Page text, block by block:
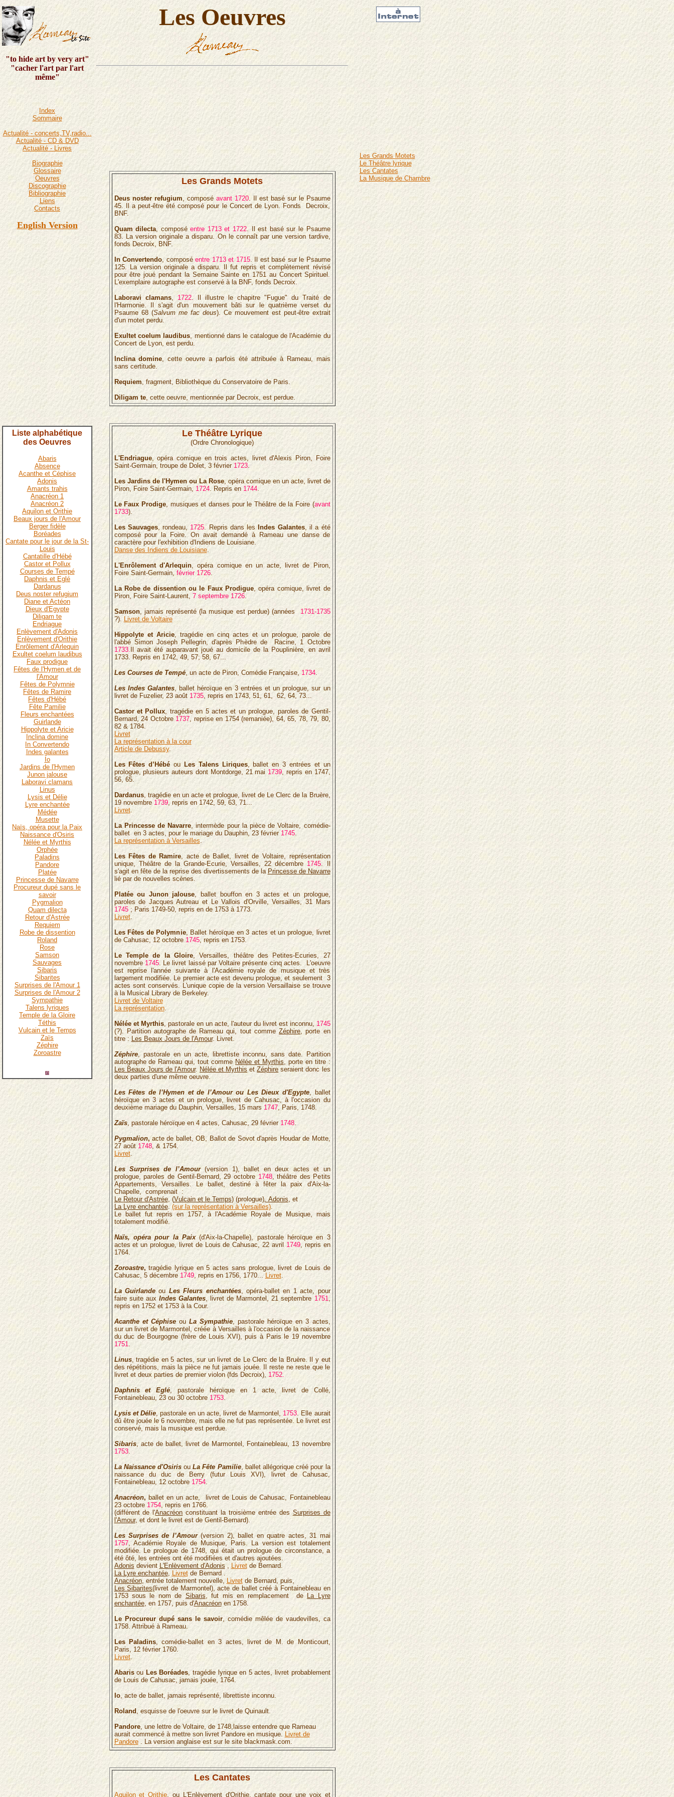
Les Oeuvres
"to hide art by very art"
"cacher l'art par l'art
même"
Les Grands Motets
Le Théâtre lyrique
Les Cantates
La Musique de Chambre
Index
Sommaire
Actualité - concerts,TV,radio...
Actualité - CD & DVD
Actualité - Livres
Biographie
Glossaire
Oeuvres
Discographie
Bibliographie
Liens
Contacts
English Version
Les Grands Motets
Deus noster refugium, composé avant 1720. Il est basé sur le Psaume
45. Il a peut-être été composé pour le Concert de Lyon. Fonds Decroix,
BNF.
Quam dilecta, composéentre 1713 et 1722. Il est basé sur le Psaume
83. La version originale a disparu. On le connaît par une version tardive,
fonds Decroix, BNF.
In Convertendo, composé entre 1713 et 1715. Il est basé sur le Psaume
125. La version originale a disparu. Il fut repris et complètement révisé
pour être joué pendant la Semaine Sainte en 1751 au Concert Spirituel.
L'exemplaire autographe est conservé à la BNF, fonds Decroix.
Laboravi clamans, 1722. Il illustre le chapitre "Fugue" du Traité de
l'Harmonie. Il s'agit d'un mouvement bâti sur le quatrième verset du
Psaume 68 (Salvum me fac deus). Ce mouvement est peut-être extrait
d'un motet perdu.
Exultet coelum laudibus, mentionné dans le catalogue de l'Académie du
Concert de Lyon, est perdu.
Inclina domine, cette oeuvre a parfois été attribuée à Rameau, mais
sans certitude.
Requiem, fragment, Bibliothèque du Conservatoire de Paris.
Diligam te, cette oeuvre, mentionnée par Decroix, est perdue.
Le Théâtre Lyrique
(Ordre Chronologique)
L'Endriague, opéra comique en trois actes, livret d'Alexis Piron, Foire
Saint-Germain, troupe de Dolet, 3 février 1723.
Les Jardins de l'Hymen ou La Rose, opéra comique en un acte, livret de
Piron, Foire Saint-Germain, 1724. Repris en 1744.
Le Faux Prodige, musiques et danses pour le Théâtre de la Foire (avant
1733).
Les Sauvages, rondeau, 1725. Repris dans les Indes Galantes, il a été
composé pour la Foire. On avait demandé à Rameau une danse de
caractère pour l'exhibition d'Indiens de Louisiane.
Danse des Indiens de Louisiane.
L'Enrôlement d'Arlequin, opéra comique en un acte, livret de Piron,
Foire Saint-Germain, février 1726.
La Robe de dissention ou le Faux Prodigue, opéra comique, livret de
Piron, Foire Saint-Laurent, 7 septembre 1726.
Samson, jamais représenté (la musique est perdue) (années 1731-1735
?). Livret de Voltaire
Hippolyte et Aricie, tragédie en cinq actes et un prologue, parole de
l'abbé Simon Joseph Pellegrin, d'après Phèdre de Racine, 1 Octobre
1733. Il avait été auparavant joué au domicile de la Pouplinière, en avril
1733. Repris en 1742, 49, 57; 58, 67...
Les Courses de Tempé, un acte de Piron, Comédie Française, 1734.
Les Indes Galantes, ballet héroïque en 3 entrées et un prologue, sur un
livret de Fuzelier, 23 août 1735, repris en 1743, 51, 61, 62, 64, 73...
Castor et Pollux, tragédie en 5 actes et un prologue, paroles de Gentil-
Bernard, 24 Octobre 1737, reprise en 1754 (remaniée), 64, 65, 78, 79, 80,
82 & 1784.
Livret
La représentation à la cour
Article de Debussy.
Les Fêtes d’Hébé ou Les Talens Liriques, ballet en 3 entrées et un
prologue, plusieurs auteurs dont Montdorge, 21 mai1739, repris en 1747,
56, 65.
Dardanus, tragédie en un acte et prologue, livret de Le Clerc de la Bruère,
19 novembre 1739, repris en 1742, 59, 63, 71...
Livret.
La Princesse de Navarre, intermède pour la pièce de Voltaire, comédie-
ballet en 3 actes, pour le mariage du Dauphin, 23 février 1745.
La représentation à Versailles.
Les Fêtes de Ramire, acte de Ballet, livret de Voltaire, représentation
unique, Théâtre de la Grande-Ecurie, Versailles, 22 décembre 1745. Il
s'agit en fête de la reprise des divertissements de la Princesse de Navarre
lié par de nouvelles scènes.
Platée ou Junon jalouse, ballet bouffon en 3 actes et un prologue,
paroles de Jacques Autreau et Le Vallois d'Orville, Versailles, 31 Mars
1745; Paris 1749-50, repris en de 1753 à 1773.
Livret.
Les Fêtes de Polymnie, Ballet héroïque en 3 actes et un prologue, livret
de Cahusac, 12 octobre 1745, repris en 1753.
Le Temple de la Gloire, Versailles, théâtre des Petites-Ecuries, 27
novembre 1745. Le livret laissé par Voltaire présente cinq actes. L'oeuvre
est reprise l'année suivante à l'Académie royale de musique et très
largement modifiée. Le premier acte est devenu prologue, et seulement 3
actes sont conservés. L'unique copie de la version Versaillaise se trouve
à la Musical Library de Berkeley.
Livret de Voltaire
La représentation.
Nélée et Myrthis, pastorale en un acte, l'auteur du livret est inconnu, 1745
(?). Partition autographe de Rameau qui, tout commeZéphire, porte en
titre : Les Beaux Jours de l'Amour. Livret.
Zéphire, pastorale en un acte, librettiste inconnu, sans date. Partition
autographe de Rameau qui, tout comme Nélée et Myrthis, porte en titre :
Les Beaux Jours de l'Amour. Nélée et Myrthis etZéphire seraient donc les
deux parties d'une même oeuvre.
Les Fêtes de l’Hymen et de l’Amour ou Les Dieux d'Egypte, ballet
héroïque en 3 actes et un prologue, livret de Cahusac, à l'occasion du
deuxième mariage du Dauphin, Versailles, 15 mars 1747, Paris, 1748.
Zaïs, pastorale héroïque en 4 actes, Cahusac, 29 février 1748.
Pygmalion, acte de ballet, OB, Ballot de Sovot d'après Houdar de Motte,
27 août 1748, & 1754.
Livret.
Les Surprises de l’Amour(version 1), ballet en deux actes et un
prologue, paroles de Gentil-Bernard, 29 octobre 1748, théâtre des Petits
Appartements, Versailles. Le ballet, destiné à fêter la paix d'Aix-la-
Chapelle, comprenait :
Le Retour d'Astrée, (Vulcain et le Temps) (prologue),Adonis, et
La Lyre enchantée. (sur la représentation à Versailles).
Le ballet fut repris en 1757, à l'Académie Royale de Musique, mais
totalement modifié.
Naïs, opéra pour la Paix(d'Aix-la-Chapelle), pastorale héroïque en 3
actes et un prologue, livret de Louis de Cahusac, 22 avril 1749, repris en
1764.
Zoroastre,tragédie lyrique en 5 actes sans prologue, livret de Louis de
Cahusac, 5 décembre 1749, repris en 1756, 1770... Livret.
La Guirlandeou Les Fleurs enchantées, opéra-ballet en 1 acte, pour
faire suite aux Indes Galantes, livret de Marmontel, 21 septembre 1751,
repris en 1752 et 1753 à la Cour.
Acanthe et Céphiseou La Sympathie, pastorale héroïque en 3 actes,
sur un livret de Marmontel, créée à Versailles à l'occasion de la naissance
du duc de Bourgogne (frère de Louis XVI), puis à Paris le 19 novembre
1751.
Linus, tragédie en 5 actes, sur un livret de Le Clerc de la Bruère. Il y eut
des répétitions, mais la pièce ne fut jamais jouée. Il reste ne reste que le
livret et deux parties de premier violon (fds Decroix), 1752.
Daphnis et Eglé, pastorale héroïque en 1 acte, livret de Collé,
Fontainebleau, 23 ou 30 octobre 1753.
Lysis et Délie, pastorale en un acte, livret de Marmontel, 1753. Elle aurait
dû être jouée le 6 novembre, mais elle ne fut pas représentée. Le livret est
conservé, mais la musique est perdue.
Sibaris, acte de ballet, livret de Marmontel, Fontainebleau, 13 novembre
1753.
La Naissance d'OsirisouLa Fête Pamilie, ballet allégorique créé pour la
naissance du duc de Berry (futur Louis XVI), livret de Cahusac,
Fontainebleau, 12 octobre 1754.
Anacréon, ballet en un acte, livret de Louis de Cahusac, Fontainebleau
23 octobre 1754, repris en 1766.
(différent de l'Anacréon constituant la troisième entrée desSurprises de
l'Amour, et dont le livret est de Gentil-Bernard).
Les Surprises de l’Amour(version 2), ballet en quatre actes, 31 mai
1757, Académie Royale de Musique, Paris. La version est totalement
modifiée. Le prologue de 1748, qui était un prologue de circonstance, a
été ôté, les entrées ont été modifiées et d'autres ajoutées.
Adonis devient L'Enlèvement d'Adonis , Livretde Bernard.
La Lyre enchantée, Livretde Bernard .
Anacréon, entrée totalement nouvelle, Livretde Bernard, puis,
LesSibarites(livret de Marmontel), acte de ballet créé à Fontainebleau en
1753 sous le nom de Sibaris, fut mis en remplacement de La Lyre
enchantée, en 1757, puis d'Anacréonen 1758.
Le Procureur dupé sans le savoir, comédie mêlée de vaudevilles, ca
1758. Attribué à Rameau.
Les Paladins, comédie-ballet en 3 actes, livret de M. de Monticourt,
Paris, 12 février 1760.
Livret.
Abaris ou Les Boréades, tragédie lyrique en 5 actes, livret probablement
de Louis de Cahusac, jamais jouée, 1764.
Io, acte de ballet, jamais représenté, librettiste inconnu.
Roland , esquisse de l'oeuvre sur le livret de Quinault.
Pandore, une lettre de Voltaire, de 1748,laisse entendre que Rameau
aurait commencé à mettre son livret Pandore en musique. Livret de
Pandore. La version anglaise est sur le site blackmask.com.
Les Cantates
Aquilon et Orithie, ou L'Enlèvement d'Orithie, cantate pour une voix et
Liste alphabétique
des Oeuvres
Abaris
Absence
Acanthe et Céphise
Adonis
Amants trahis
Anacréon 1
Anacréon 2
Aquilon et Orithie
Beaux jours de l'Amour
Berger fidèle
Boréades
Cantate pour le jour de la St-
Louis
Cantatille d'Hébé
Castor et Pollux
Courses de Tempé
Daphnis et Eglé
Dardanus
Deus noster refugium
Diane et Actéon
Dieux d'Egypte
Diligam te
Endriague
Enlèvement d'Adonis
Enlèvement d'Orithie
Enrôlement d'Arlequin
Exultet coelum laudibus
Faux prodigue
Fêtes de l'Hymen et de
l'Amour
Fêtes de Polymnie
Fêtes de Ramire
Fêtes d'Hébé
Fête Pamilie
Fleurs enchantées
Guirlande
Hippolyte et Aricie
Inclina domine
In Convertendo
Indes galantes
Io
Jardins de l'Hymen
Junon jalouse
Laboravi clamans
Linus
Lysis et Délie
Lyre enchantée
Médée
Musette
Naïs, opéra pour la Paix
Naissance d'Osiris
Nélée et Myrthis
Orphée
Paladins
Pandore
Platée
Princesse de Navarre
Procureur dupé sans le
savoir
Pygmalion
Quam dilecta
Retour d'Astrée
Requiem
Robe de dissention
Roland
Rose
Samson
Sauvages
Sibaris
Sibarites
Surprises de l'Amour 1
Surprises de l'Amour 2
Sympathie
Talens lyriques
Temple de la Gloire
Téthis
Vulcain et le Temps
Zaïs
Zéphire
Zoroastre